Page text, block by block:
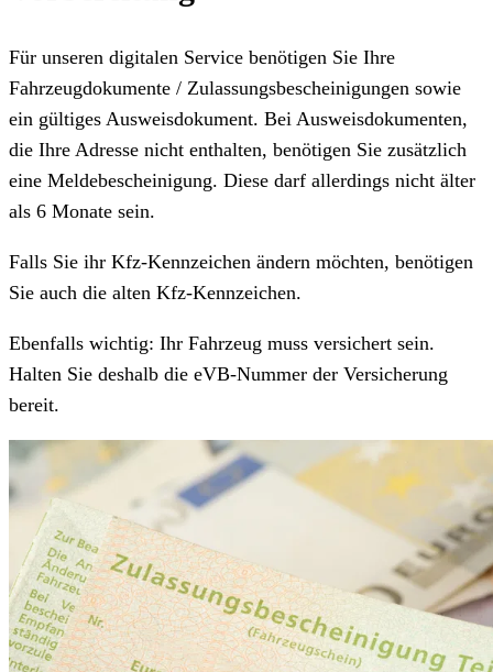
Für unseren digitalen Service benötigen Sie Ihre
Fahrzeugdokumente / Zulassungsbescheinigungen sowie
ein gültiges Ausweisdokument. Bei Ausweisdokumenten,
die Ihre Adresse nicht enthalten, benötigen Sie zusätzlich
eine Meldebescheinigung. Diese darf allerdings nicht älter
als 6 Monate sein.
Falls Sie ihr Kfz-Kennzeichen ändern möchten, benötigen
Sie auch die alten Kfz-Kennzeichen.
Ebenfalls wichtig: Ihr Fahrzeug muss versichert sein.
Halten Sie deshalb die eVB-Nummer der Versicherung
bereit.